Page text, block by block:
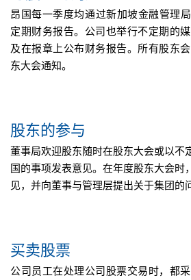
昂国每一季度均通过新加坡金融管理
定期财务报告。公司也举行不定期的
及在报章上公布财务报告。所有股东
东大会通知。
股东的参与
董事局欢迎股东随时在股东大会或以不
国的事项发表意见。在年度股东大会时
见，并向董事与管理层提出关于集团的
买卖股票
公司员工在处理公司股票交易时，都